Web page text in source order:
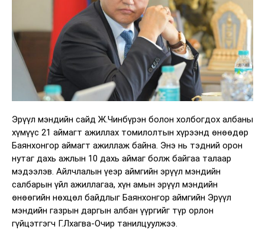
Эрүүл мэндийн сайд Ж.Чинбүрэн болон холбогдох албаны
хүмүүс 21 аймагт ажиллах томилолтын хүрээнд өнөөдөр
Баянхонгор аймагт ажиллаж байна. Энэ нь тэдний орон
нутаг дахь ажлын 10 дахь аймаг болж байгаа талаар
мэдээлэв. Айлчлалын үеэр аймгийн эрүүл мэндийн
салбарын үйл ажиллагаа, хүн амын эрүүл мэндийн
өнөөгийн нөхцөл байдлыг Баянхонгор аймгийн Эрүүл
мэндийн газрын даргын албан үүргийг түр орлон
гүйцэтгэгч Г.Лхагва-Очир танилцуулжээ.